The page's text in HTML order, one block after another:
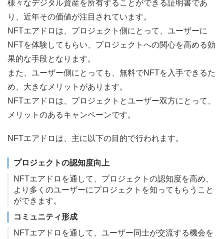
様々なデジタル資産を所有することができる証明書であ
り、近年その価値が注目されています。
NFTエアドロは、プロジェクト側にとって、ユーザーに
NFTを体験してもらい、プロジェクトへの関心を高める効
果的な手段となります。
また、ユーザー側にとっても、無料でNFTを入手できるた
め、大きなメリットがあります。
NFTエアドロは、プロジェクトとユーザー双方にとって、
メリットのあるキャンペーンです。
NFTエアドロは、主に以下の目的で行われます。
プロジェクトの認知度向上
NFTエアドロを通して、プロジェクトの認知度を高め、
より多くのユーザーにプロジェクトを知ってもらうこと
ができます。
コミュニティ形成
NFTエアドロを通して、ユーザー同士が交流する機会を